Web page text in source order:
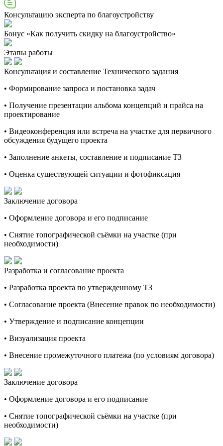
Консультацию эксперта по благоустройству
Бонус «Как получить скидку на благоустройство»
Этапы работы
Консультация и составление Технического задания
• Формирование запроса и постановка задач
• Получение презентации альбома концепций и прайса на
проектирование
• Видеоконференция или встреча на участке для первичного
обсуждения будущего проекта
• Заполнение анкеты, составление и подписание ТЗ
• Оценка существующей ситуации и фотофиксация
Заключение договора
• Оформление договора и его подписание
• Снятие топографической съёмки на участке (при
необходимости)
Разработка и согласование проекта
• Разработка проекта по утвержденному ТЗ
• Согласование проекта (Внесение правок по необходимости)
• Утверждение и подписание концепции
• Визуализация проекта
• Внесение промежуточного платежа (по условиям договора)
Заключение договора
• Оформление договора и его подписание
• Снятие топографической съёмки на участке (при
необходимости)